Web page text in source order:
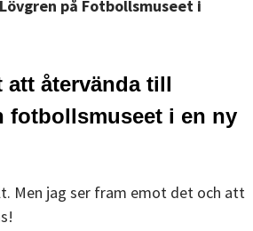
på Fotbollsmuseet i
att återvända till
fotbollsmuseet i en ny
Men jag ser fram emot det och att